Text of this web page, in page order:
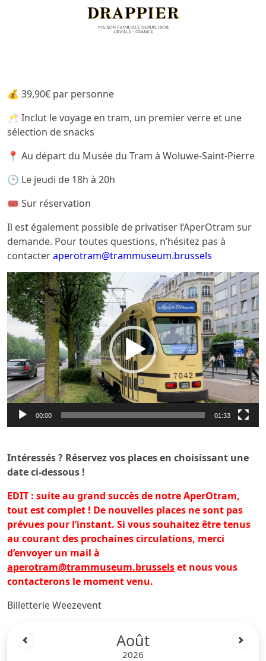
💰 39,90€ par personne
🥂 Inclut le voyage en tram, un premier verre et une
sélection de snacks
📍 Au départ du Musée du Tram à Woluwe-Saint-Pierre
🕒 Le jeudi de 18h à 20h
🎟️ Sur réservation
Il est également possible de privatiser l’AperOtram sur
demande. Pour toutes questions, n’hésitez pas à
contacteraperotram@trammuseum.brussels
Lecteur
vidéo
00:00 01:33
Intéressés ? Réservez vos places en choisissant une
date ci-dessous !
EDIT : suite au grand succès de notre AperOtram,
tout est complet ! De nouvelles places ne sont pas
prévues pour l’instant. Si vous souhaitez être tenus
au courant des prochaines circulations, merci
d’envoyer un mail à
aperotram@trammuseum.brusselset nous vous
contacterons le moment venu.
Billetterie Weezevent
Août
2026